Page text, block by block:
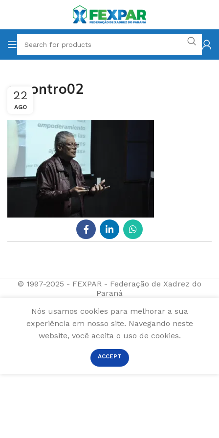
encontro02
22
AGO
© 1997-2025 - FEXPAR - Federação de Xadrez do
Paraná
Nós usamos cookies para melhorar a sua
experiência em nosso site. Navegando neste
website, você aceita o uso de cookies.
ACCEPT